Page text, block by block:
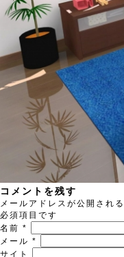
コメントを残す
メールアドレスが公開され
必須項目です
名前 *
メール *
サイト